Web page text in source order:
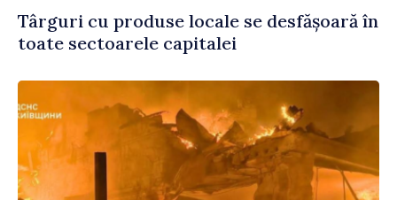
Târguri cu produse locale se desfășoară în
toate sectoarele capitalei